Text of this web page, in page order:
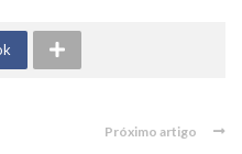
Próximo artigo